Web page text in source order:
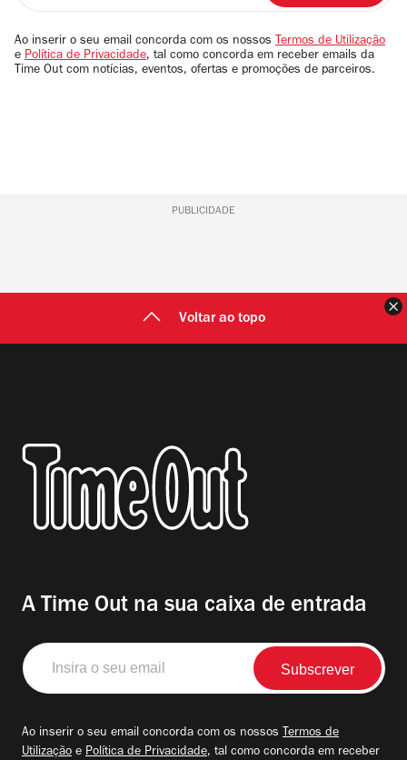
email
Ao inserir o seu email concorda com os nossos Termos de Utilização
e Política de Privacidade, tal como concorda em receber emails da
Time Out com notícias, eventos, ofertas e promoções de parceiros.
PUBLICIDADE
Voltar ao topo
A Time Out na sua caixa de entrada
Insira
o
seu
Ao inserir o seu email concorda com os nossos Termos de
Utilização e Política de Privacidade, tal como concorda em receber